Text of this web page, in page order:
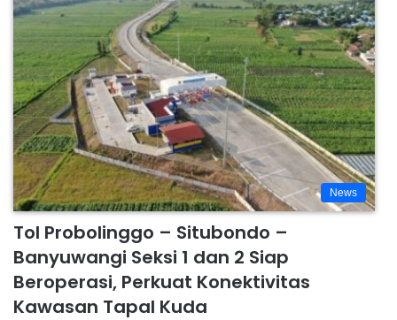
News
Tol Probolinggo – Situbondo –
Banyuwangi Seksi 1 dan 2 Siap
Beroperasi, Perkuat Konektivitas
Kawasan Tapal Kuda